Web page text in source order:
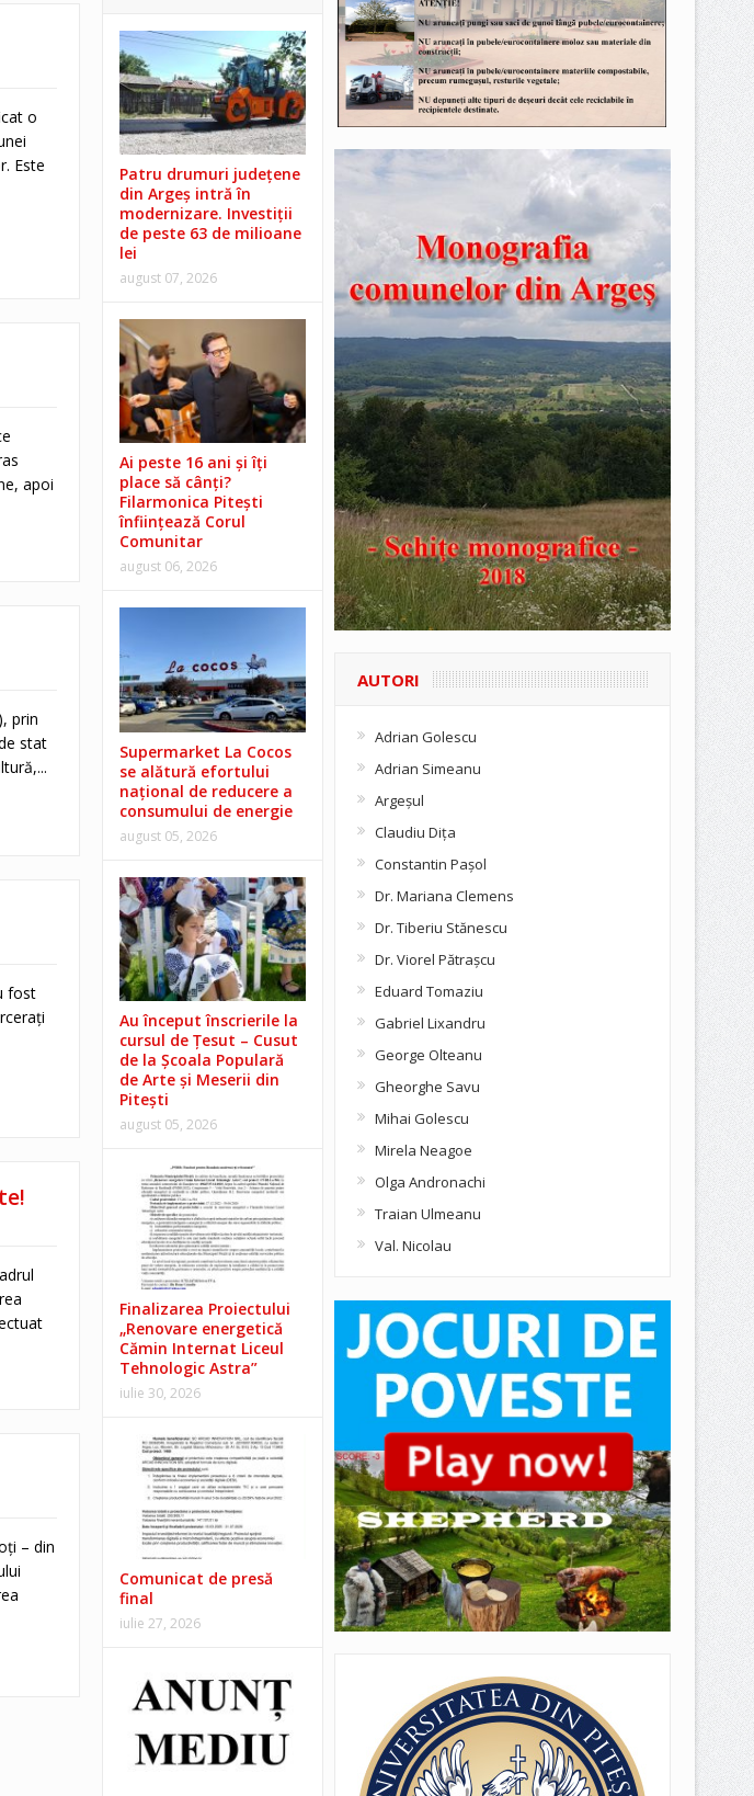
o
Este
apoi
prin
stat
fost
– din
Patru drumuri județene
din Argeș intră în
modernizare. Investiții
de peste 63 de milioane
lei
august 07, 2026
Ai peste 16 ani și îți
place să cânți?
Filarmonica Pitești
înființează Corul
Comunitar
august 06, 2026
Supermarket La Cocos
se alătură efortului
național de reducere a
consumului de energie
august 05, 2026
Au început înscrierile la
cursul de Țesut – Cusut
de la Școala Populară
de Arte și Meserii din
Pitești
august 05, 2026
Finalizarea Proiectului
„Renovare energetică
Cămin Internat Liceul
Tehnologic Astra”
iulie 30, 2026
Comunicat de presă
final
iulie 27, 2026
AUTORI
Adrian Golescu
Adrian Simeanu
Argeşul
Claudiu Diţa
Constantin Pașol
Dr. Mariana Clemens
Dr. Tiberiu Stănescu
Dr. Viorel Pătraşcu
Eduard Tomaziu
Gabriel Lixandru
George Olteanu
Gheorghe Savu
Mihai Golescu
Mirela Neagoe
Olga Andronachi
Traian Ulmeanu
Val. Nicolau